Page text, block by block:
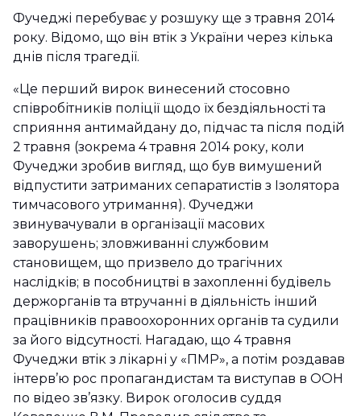
Фучеджі перебуває у розшуку ще з травня 2014
року. Відомо, що він втік з України через кілька
днів після трагедії.
«Це перший вирок винесений стосовно
співробітників поліції щодо їх бездіяльності та
сприяння антимайдану до, підчас та після подій
2 травня (зокрема 4 травня 2014 року, коли
Фучеджи зробив вигляд, що був вимушений
відпустити затриманих сепаратистів з Ізолятора
тимчасового утримання). Фучеджи
звинувачували в організації масових
заворушень; зловживанні службовим
становищем, що призвело до трагічних
наслідків; в пособництві в захопленні будівель
держорганів та втручанні в діяльність інший
працівників правоохоронних органів та судили
за його відсутності. Нагадаю, що 4 травня
Фучеджи втік з лікарні у «ПМР», а потім роздавав
інтерв’ю рос пропагандистам та виступав в ООН
по відео зв’язку. Вирок оголосив суддя